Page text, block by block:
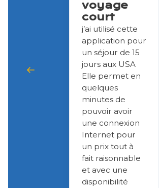
voyage
court
j’ai utilisé cette
application pour
un séjour de 15
jours aux USA
Elle permet en
quelques
minutes de
pouvoir avoir
une connexion
Internet pour
un prix tout à
fait raisonnable
et avec une
disponibilité